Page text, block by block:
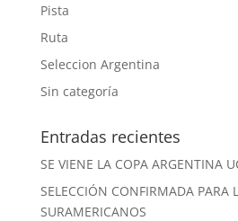
Pista
Ruta
Seleccion Argentina
Sin categoría
Entradas recientes
SE VIENE LA COPA ARGENTINA
SELECCIÓN CONFIRMADA PARA
SURAMERICANOS